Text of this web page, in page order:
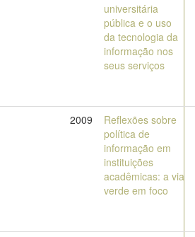
universitária
pública e o uso
da tecnologia da
informação nos
seus serviços
2009
Reflexões sobre
política de
informação em
instituições
acadêmicas: a via
verde em foco